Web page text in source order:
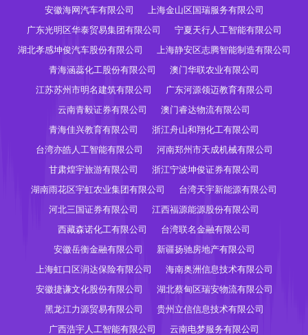
安徽海网汽车有限公司
上海金山区国瑞服务有限公司
广东光明区华泰贸易集团有限公司
宁夏天行人工智能有限公司
湖北孝感坤俊汽车股份有限公司
上海静安区志腾智能制造有限公司
青海涵蕊化工股份有限公司
澳门华联农业有限公司
江苏苏州市明名建筑有限公司
广东河源领迈教育有限公司
云南青毅证券有限公司
澳门睿达物流有限公司
青海佳兴教育有限公司
浙江舟山和翔化工有限公司
台湾亦皓人工智能有限公司
河南郑州市天成机械有限公司
甘肃煌宇旅游有限公司
浙江宁波坤俊证券有限公司
湖南雨花区宇虹农业集团有限公司
台湾天宇新能源有限公司
河北三国证券有限公司
江西福源能源股份有限公司
西藏森诺化工有限公司
台湾联名金融有限公司
安徽岳衡金融有限公司
新疆扬驰房地产有限公司
上海虹口区润达保险有限公司
海南奥洲信息技术有限公司
安徽捷谦文化股份有限公司
湖北蔡甸区瑞安物流有限公司
黑龙江力源贸易有限公司
贵州立信信息技术有限公司
广西浩宇人工智能有限公司
云南电梦服务有限公司